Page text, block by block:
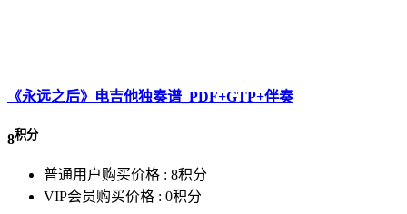
《永远之后》电吉他独奏谱_PDF+GTP+伴奏
8积分
普通用户购买价格 : 8积分
VIP会员购买价格 : 0积分